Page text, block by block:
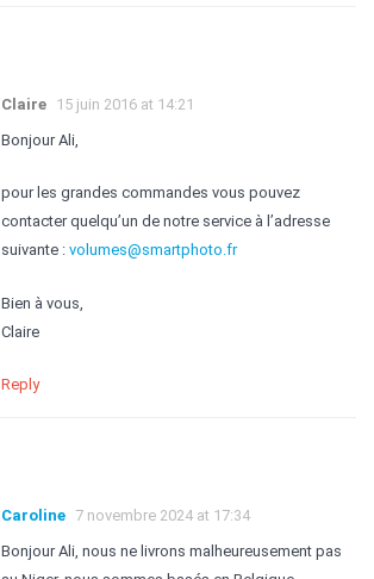
Claire 15 juin 2016 at 14:21
Bonjour Ali,
pour les grandes commandes vous pouvez
contacter quelqu’un de notre service à l’adresse
suivante : volumes@smartphoto.fr
Bien à vous,
Claire
Reply
Caroline 7 novembre 2024 at 17:34
Bonjour Ali, nous ne livrons malheureusement pas